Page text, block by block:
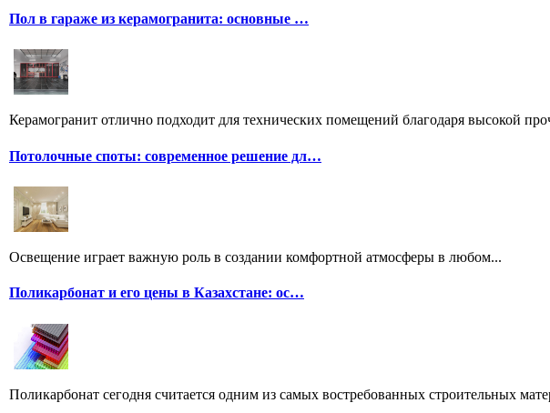
Пол в гараже из керамогранита: основные …
Керамогранит отлично подходит для технических помещений благодаря высокой
Потолочные споты: современное решение дл…
Освещение играет важную роль в создании комфортной атмосферы в любом...
Поликарбонат и его цены в Казахстане: ос…
Поликарбонат сегодня считается одним из самых востребованных строительных